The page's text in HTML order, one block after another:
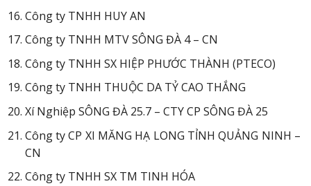
Công ty TNHH HUY AN
Công ty TNHH MTV SÔNG ĐÀ 4 – CN
Công ty TNHH SX HIỆP PHƯỚC THÀNH (PTECO)
Công ty TNHH THUỘC DA TỶ CAO THẮNG
Xí Nghiệp SÔNG ĐÀ 25.7 – CTY CP SÔNG ĐÀ 25
Công ty CP XI MĂNG HẠ LONG TỈNH QUẢNG NINH –
CN
Công ty TNHH SX TM TINH HÓA